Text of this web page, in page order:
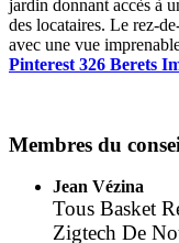
jardin donnant accès à
des locataires. Le rez-
avec une vue
Pinterest 326 Berets
Membres du
Jean Vézina
Tous Basket
Zigtech De